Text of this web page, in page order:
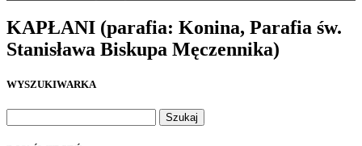
KAPŁANI (parafia: Konina, Parafia św.
Stanisława Biskupa Męczennika)
WYSZUKIWARKA